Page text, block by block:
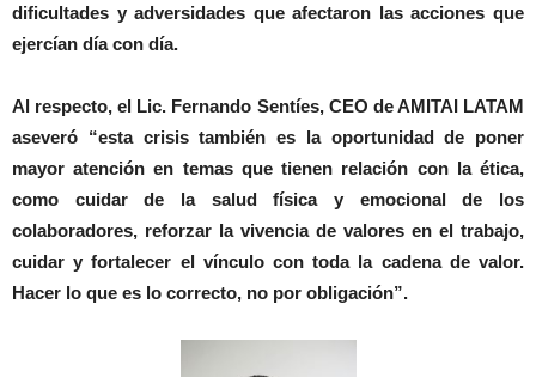
dificultades y adversidades que afectaron las acciones que
ejercían día con día.
Al respecto, el Lic. Fernando Sentíes, CEO de AMITAI LATAM
aseveró “esta crisis también es la oportunidad de poner
mayor atención en temas que tienen relación con la ética,
como cuidar de la salud física y emocional de los
colaboradores, reforzar la vivencia de valores en el trabajo,
cuidar y fortalecer el vínculo con toda la cadena de valor.
Hacer lo que es lo correcto, no por obligación”.